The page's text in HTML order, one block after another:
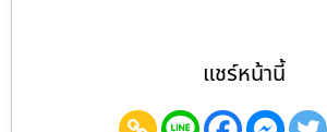
แชร์หน้านี้